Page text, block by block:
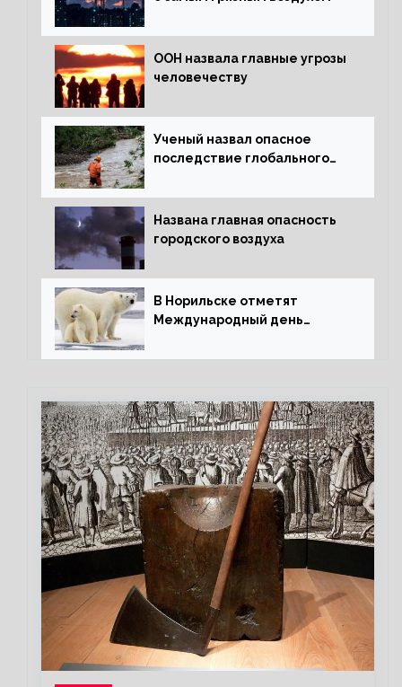
ООН назвала главные угрозы
человечеству
Ученый назвал опасное
последствие глобального
Названа главная опасность
городского воздуха
В Норильске отметят
Международный день